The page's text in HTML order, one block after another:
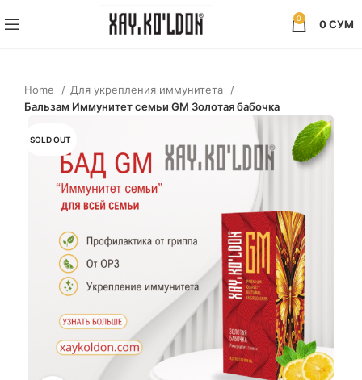
0 0СУМ
Home
Для укрепления иммунитета
Бальзам Иммунитет семьи GM Золотая бабочка
SOLD OUT